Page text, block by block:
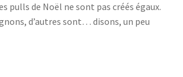
pulls de Noël ne sont pas créés égaux.
d’autres sont… disons, un peu